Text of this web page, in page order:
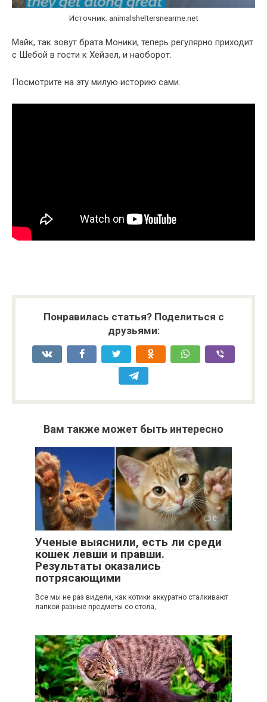
Источник: animalsheltersnearme.net
Майк, так зовут брата Моники, теперь регулярно приходит
с Шебой в гости к Хейзел, и наоборот.
Посмотрите на эту милую историю сами.
Понравилась статья? Поделиться с
друзьями:
Вам также может быть интересно
0
Ученые выяснили, есть ли среди
кошек левши и правши.
Результаты оказались
потрясающими
Все мы не раз видели, как котики аккуратно сталкивают
лапкой разные предметы со стола,